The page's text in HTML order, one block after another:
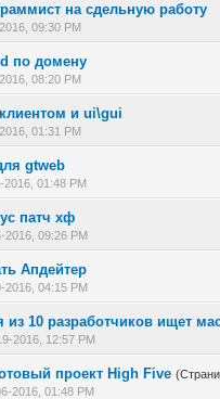
на сдельную работу
09:30 PM
0 голос(ов) - 0 из
1
по домену
08:20 PM
и ui\gui
01:31 PM
0 голос(ов) - 0 из
gtweb
2016, 01:48 PM
патч хф
2016, 09:26 PM
Апдейтер
2016, 04:15 PM
из 10 разработчиков ищет
2016, 12:57 PM
0 голос(ов) - 0 из
12
проект High Five
2016, 01:48 PM
0 голос(ов) - 0 из
12